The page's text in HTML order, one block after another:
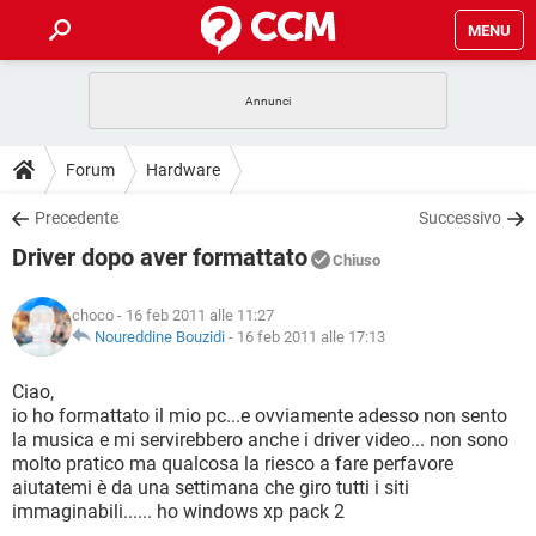
MENU
INTRATTENIMENTO
iOS
INSTAGRAM WHATSAPP
TIKTOK
HARDWARE
GUIDE
COVID-19
INSTAGRAM
TIKTOK
HARDWARE
DOWNLOAD
COVID-19 GAMING
INTRATTENIMENTO
iOS WINDOWS 10
INSTAGRAM
TIKTOK FACEBOOK
HARDWARE
COVID-19
INTRATTENIMENTO
iOS
INSTAGRAM WHATSAPP
TIKTOK FACEBOOK
HARDWARE
GLOSSARIO
COVID-19
INTRATTENIMENTO ANDROID
iOS WINDOWS 10
INSTAGRAM WHATSAPP
Forum Hardware
Precedente Successivo
Driver dopo aver formattato Chiuso
choco - 16 feb 2011 alle 11:27
Noureddine Bouzidi - 16 feb 2011 alle 17:13
Ciao,
io ho formattato il mio pc...e ovviamente adesso non sento
la musica e mi servirebbero anche i driver video... non sono
molto pratico ma qualcosa la riesco a fare perfavore
aiutatemi è da una settimana che giro tutti i siti
immaginabili...... ho windows xp pack 2